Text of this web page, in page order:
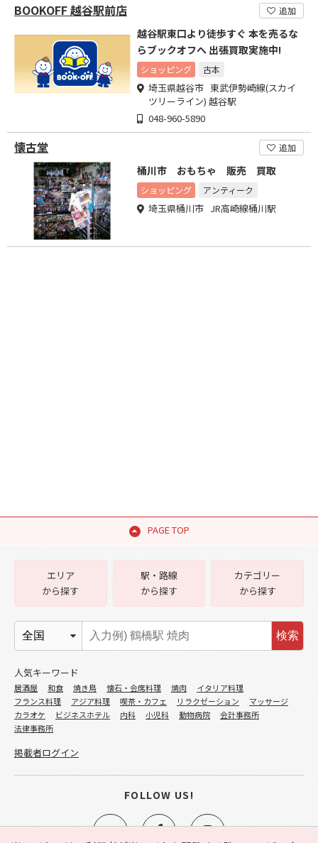
BOOKOFF 越谷駅前店 追加
越谷駅東口より徒歩すぐ 本を売るな
らブックオフへ 出張買取実施中!
ショッピング 古本
埼玉県越谷市 東武伊勢崎線(スカイ
ツリーライン) 越谷駅
048-960-5890
懐古堂 追加
桶川市 おもちゃ 販売 買取
ショッピング アンティーク
埼玉県桶川市 JR高崎線桶川駅
PAGE TOP
エリア
から探す
駅・路線
から探す
カテゴリー
から探す
検索
人気キーワード
居酒屋 和食 焼き鳥 懐石・会席料理 焼肉
イタリア料理
フランス料理
アジア料理 喫茶・カフェ リラクゼーション
マッサージ
カラオケ
ビジネスホテル 内科 小児科 動物病院
会計事務所
法律事務所
掲載者ログイン
FOLLOW US!